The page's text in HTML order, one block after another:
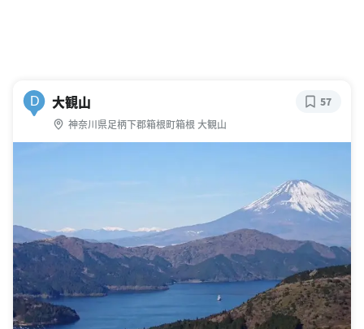
D 大観山
神奈川県足柄下郡箱根町箱根 大観山
57